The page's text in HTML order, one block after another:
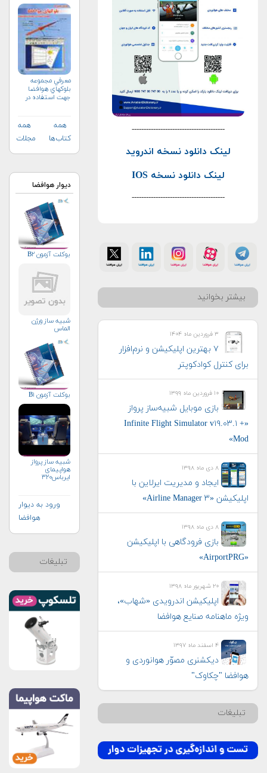
---------------------------------------
لینک دانلود نسخه اندروید
لینک دانلود نسخه IOS
---------------------------------------
بیشتر بخوانید
۳ فروردین ماه ۱۴۰۴
۷ بهترین اپلیکیشن‌ و نرم‌افزار
برای کنترل کوادکوپتر
۱۰ فروردین ماه ۱۳۹۹
بازی موبایل شبیه‌ساز پرواز
«Infinite Flight Simulator v۱۹.۰۳.۱ +
Mod»
۸ دی ماه ۱۳۹۸
ایجاد و مدیریت ایرلاین با
اپلیکیشن «Airline Manager ۳»
۸ دی ماه ۱۳۹۸
بازی فرودگاهی با اپلیکیشن
«AirportPRG»
۲۰ شهریور ماه ۱۳۹۸
اپلیکیشن اندرویدی «شهاب»،
ویژه ماهنامه صنایع هوافضا
۴ اسفند ماه ۱۳۹۷
دیکشنری مصوّر هوانوردی و
هوافضا "چکاوک"
تبلیغات
معرفي مجموعه
بلوك‏هاي هوافضا
جهت استفاده در
همه
کتاب‌ها
همه
مجلات
دیوار هوافضا
بوکلت آزمون B۲
شبیه ساز ورژن
الماس
بوکلت آزمون B۱
شبیه ساز پرواز
هواپیمای
ایرباس۳۲۰
ورود به دیوار
هوافضا
تبلیغات